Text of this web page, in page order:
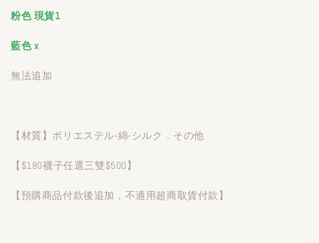
粉色 現貨1
藍色 x
無法追加
【材質】ポリエステル‧綿‧シルク．その他
【$180襪子任選三雙$500】
【預購商品付款後追加，不適用超商取貨付款】